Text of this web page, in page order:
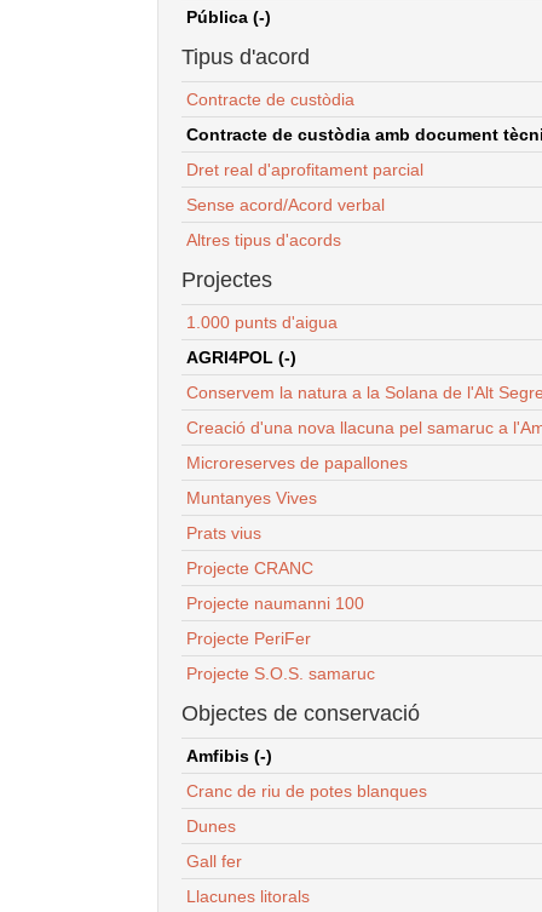
Pública (-)
Tipus d'acord
Contracte de custòdia
Contracte de custòdia amb document
Dret real d'aprofitament parcial
Sense acord/Acord verbal
Altres tipus d'acords
Projectes
1.000 punts d'aigua
AGRI4POL (-)
Conservem la natura a la Solana de l'Alt
Creació d'una nova llacuna pel samaruc a
Microreserves de papallones
Muntanyes Vives
Prats vius
Projecte CRANC
Projecte naumanni 100
Projecte PeriFer
Projecte S.O.S. samaruc
Objectes de conservació
Amfibis (-)
Cranc de riu de potes blanques
Dunes
Gall fer
Llacunes litorals